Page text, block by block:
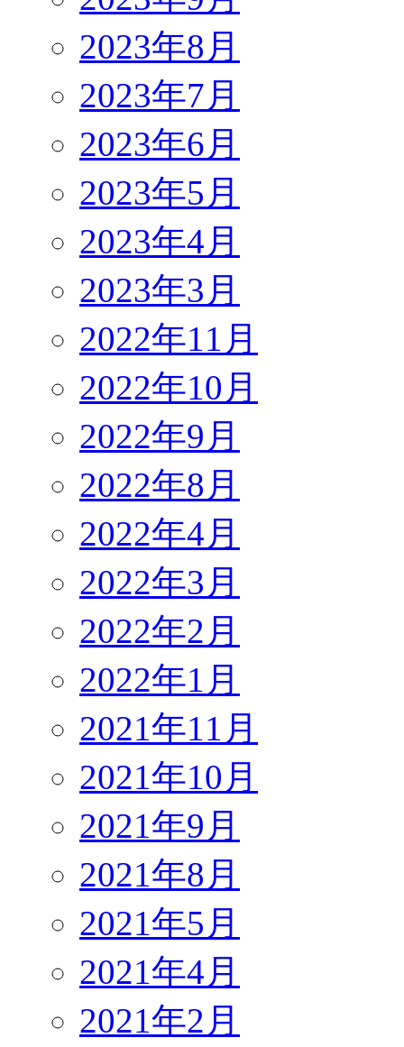
2023年8月
2023年7月
2023年6月
2023年5月
2023年4月
2023年3月
2022年11月
2022年10月
2022年9月
2022年8月
2022年4月
2022年3月
2022年2月
2022年1月
2021年11月
2021年10月
2021年9月
2021年8月
2021年5月
2021年4月
2021年2月